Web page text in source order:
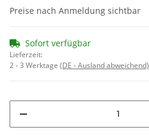
Preise nach Anmeldung sichtbar
Sofort verfügbar
Lieferzeit:
2 - 3 Werktage (DE - Ausland abweichend)